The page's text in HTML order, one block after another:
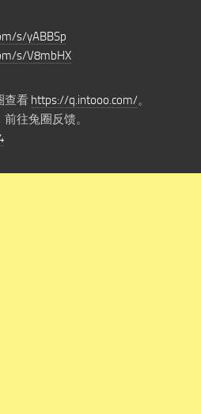
s/yABBSp
s/V8mbHX
查看 https://q.intooo.com/。
往兔圈反馈。